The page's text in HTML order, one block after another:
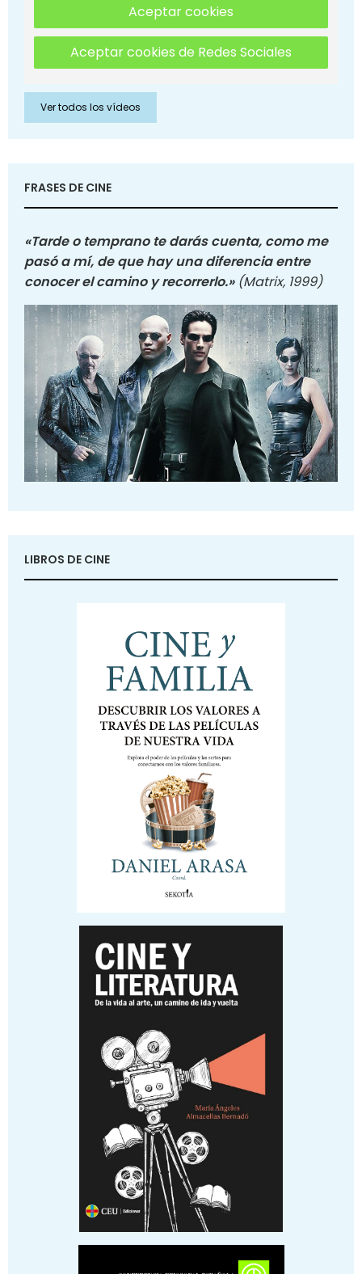
Aceptar cookies
Aceptar cookies de Redes Sociales
Ver todos los vídeos
FRASES DE CINE
«Tarde o temprano te darás cuenta, como me
pasó a mí, de que hay una diferencia entre
conocer el camino y recorrerlo.» (Matrix, 1999)
LIBROS DE CINE